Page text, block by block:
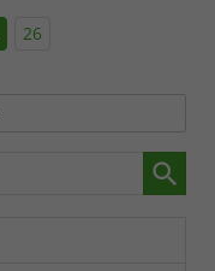
26